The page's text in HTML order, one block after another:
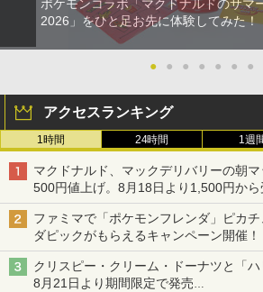
ポケモンコラボ「マクドナルドのサマ
2026」をひと足お先に体験してみた！
● ● ● ● ● ● ●
アクセスランキング
1時間 24時間 1週
マクドナルド、マックデリバリーの朝
500円値上げ。8月18日より1,500円から
ファミマで「ポケモンフレンダ」ピカ
ダピックがもらえるキャンペーン開催！
クリスピー・クリーム・ドーナツと「
8月21日より期間限定で発売